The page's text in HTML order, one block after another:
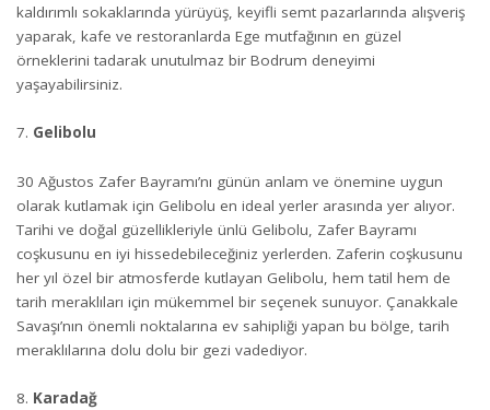
kaldırımlı sokaklarında yürüyüş, keyifli semt pazarlarında alışveriş
yaparak, kafe ve restoranlarda Ege mutfağının en güzel
örneklerini tadarak unutulmaz bir Bodrum deneyimi
yaşayabilirsiniz.
Gelibolu
30 Ağustos Zafer Bayramı’nı günün anlam ve önemine uygun
olarak kutlamak için Gelibolu en ideal yerler arasında yer alıyor.
Tarihi ve doğal güzellikleriyle ünlü Gelibolu, Zafer Bayramı
coşkusunu en iyi hissedebileceğiniz yerlerden. Zaferin coşkusunu
her yıl özel bir atmosferde kutlayan Gelibolu, hem tatil hem de
tarih meraklıları için mükemmel bir seçenek sunuyor. Çanakkale
Savaşı’nın önemli noktalarına ev sahipliği yapan bu bölge, tarih
meraklılarına dolu dolu bir gezi vadediyor.
Karadağ